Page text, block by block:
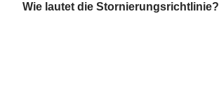
Wie lautet die Stornierungsrichtlinie?